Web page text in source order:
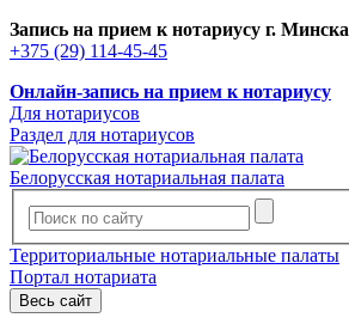
Запись на прием к нотариусу г. Минска
+375 (29) 114-45-45
Онлайн-запись на прием к нотариусу
Для нотариусов
Раздел для нотариусов
Белорусская нотариальная палата
Территориальные нотариальные палаты
Портал нотариата
Весь сайт